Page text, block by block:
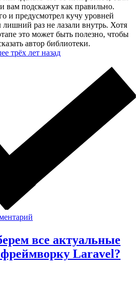
вам подскажут как правильно.
и предусмотрел кучу уровней
лишний раз не лазали внутрь. Хотя
это может быть полезно, чтобы
автор библиотеки.
трёх лет назад
все актуальные
Laravel?